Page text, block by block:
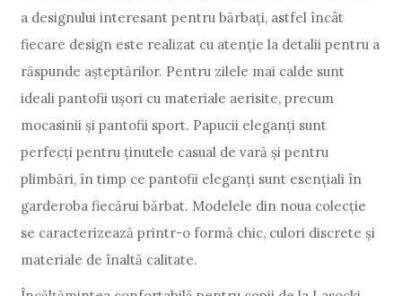
a designului interesant pentru bărbați, astfel încât
fiecare design este realizat cu atenție la detalii pentru a
răspunde așteptărilor. Pentru zilele mai calde sunt
ideali pantofii ușori cu materiale aerisite, precum
mocasinii și pantofii sport. Papucii eleganți sunt
perfecți pentru ținutele casual de vară și pentru
plimbări, în timp ce pantofii eleganți sunt esențiali în
garderoba fiecărui bărbat. Modelele din noua colecție
se caracterizează printr-o formă chic, culori discrete și
materiale de înaltă calitate.